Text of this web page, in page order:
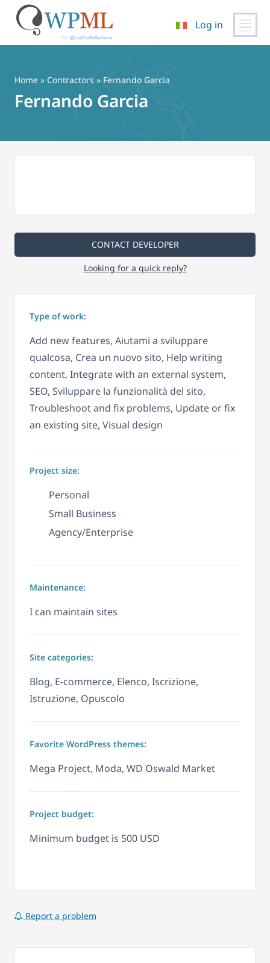
contenuto
Log in
Home » Contractors» Fernando Garcia
Fernando Garcia
CONTACT DEVELOPER
Looking for a quick reply?
Type of work:
Add new features, Aiutami a sviluppare
qualcosa, Crea un nuovo sito, Help writing
content, Integrate with an external system,
SEO, Sviluppare la funzionalità del sito,
Troubleshoot and fix problems, Update or fix
an existing site, Visual design
Project size:
Personal
Small Business
Agency/Enterprise
Maintenance:
I can maintain sites
Site categories:
Blog, E-commerce, Elenco, Iscrizione,
Istruzione, Opuscolo
Favorite WordPress themes:
Mega Project, Moda, WD Oswald Market
Project budget:
Minimum budget is 500 USD
Report a problem